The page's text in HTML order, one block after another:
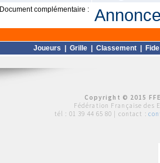
Document complémentaire :
Joueurs Grille Classement Fide
Copyright © 2015
Fédération Française des
tél : 01 39 44 65 80 | contact :